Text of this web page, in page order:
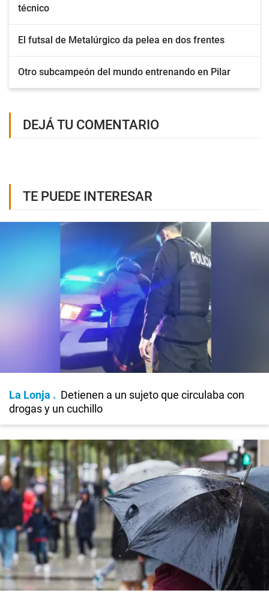
técnico
El futsal de Metalúrgico da pelea en dos frentes
Otro subcampeón del mundo entrenando en Pilar
DEJÁ TU COMENTARIO
TE PUEDE INTERESAR
La Lonja
Detienen a un sujeto que circulaba con
drogas y un cuchillo